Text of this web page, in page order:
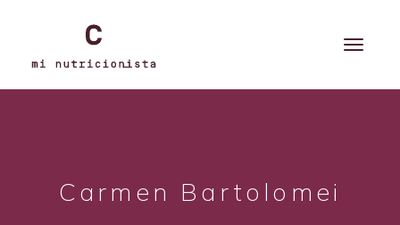
Carmen Bartolomei